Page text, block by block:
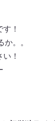
！
。。
！